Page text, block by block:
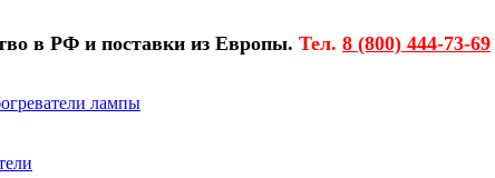
в РФ и поставки из Европы. Тел. 8 (800) 444-73-69
лампы